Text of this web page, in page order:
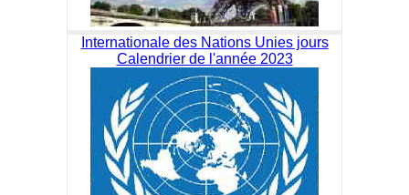
Internationale des Nations Unies jours
Calendrier de l'année 2023